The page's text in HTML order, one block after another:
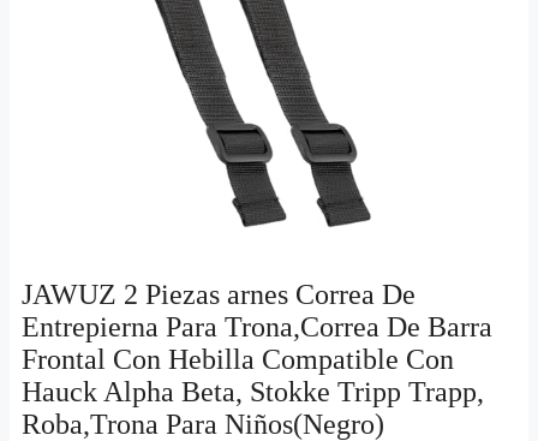
JAWUZ 2 Piezas arnes Correa De
Entrepierna Para Trona,Correa De Barra
Frontal Con Hebilla Compatible Con
Hauck Alpha Beta, Stokke Tripp Trapp,
Roba,Trona Para Niños(Negro)